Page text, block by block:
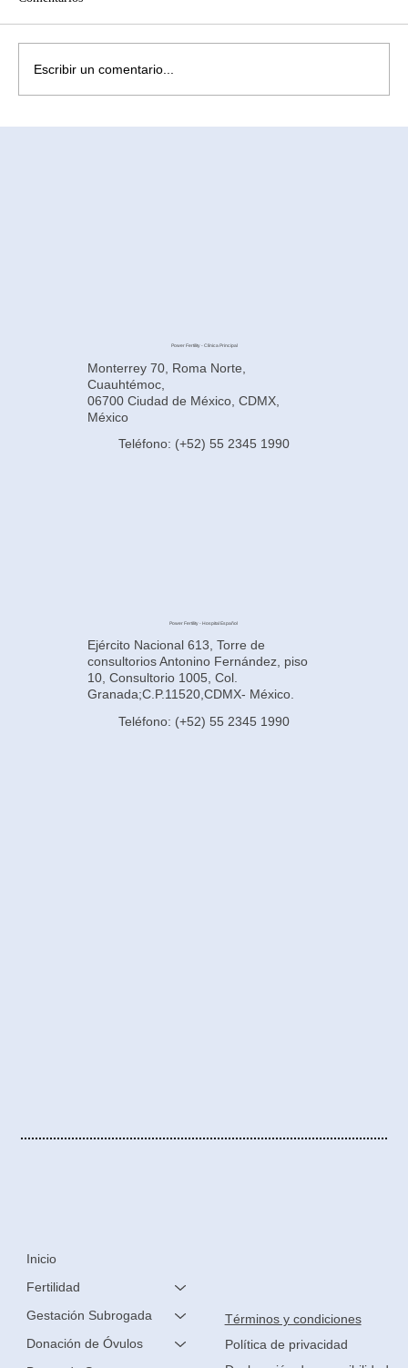
Escribir un comentario...
Power Fertility - Clínica Principal
Monterrey 70, Roma Norte,
Cuauhtémoc,
06700 Ciudad de México, CDMX,
México
Teléfono: (+52) 55 2345 1990
Power Fertility - Hospital Español
Ejército Nacional 613, Torre de
consultorios Antonino Fernández, piso
10, Consultorio 1005, Col.
Granada;C.P.11520,CDMX- México.
Teléfono: (+52) 55 2345 1990
Inicio
Fertilidad
Gestación Subrogada
Donación de Óvulos
Términos y condiciones
Política de privacidad